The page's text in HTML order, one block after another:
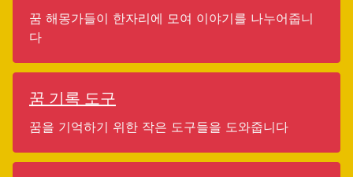
꿈 해몽가들이 한자리에 모여 이야기를 나누어줍니
다
꿈 기록 도구
꿈을 기억하기 위한 작은 도구들을 도와줍니다